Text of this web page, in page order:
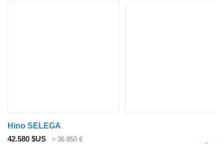
Hino SELEGA
42.580 $US
≈ 36.850 €